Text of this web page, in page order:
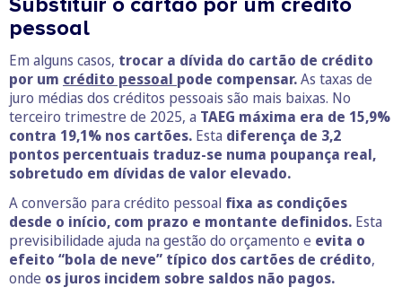
pessoal
Em alguns casos, trocar a dívida do cartão de crédito
por um crédito pessoal pode compensar.As taxas de
juro médias dos créditos pessoais são mais baixas. No
terceiro trimestre de 2025, a TAEG máxima era de 15,9%
contra 19,1% nos cartões. Esta diferença de 3,2
pontos percentuais traduz-se numa poupança real,
sobretudo em dívidas de valor elevado.
A conversão para crédito pessoal fixa as condições
desde o início, com prazo e montante definidos. Esta
previsibilidade ajuda na gestão do orçamento e evita o
efeito “bola de neve” típico dos cartões de crédito,
onde os juros incidem sobre saldos não pagos.